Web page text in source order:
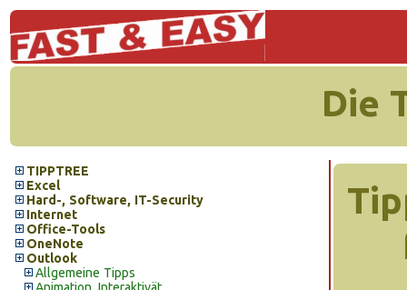
Die
TIPPTREE
Excel
Hard-, Software, IT-Security
Internet
Office-Tools
OneNote
Outlook
Allgemeine Tipps